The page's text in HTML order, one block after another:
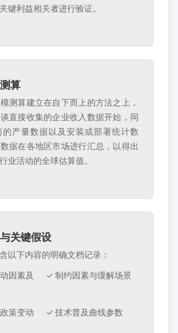
键利益相关者进行验证。
算
测算建立在自下而上的方法之上，
直接收集的企业收入数据开始，同
的产量数据以及安装或部署统计数
据在各地区市场进行汇总，以得出
业活动的全球估算值。
关键假设
以下内容的明确文档记录：
因素及
✓ 制约因素与缓解场景
策变动
✓ 技术普及曲线参数